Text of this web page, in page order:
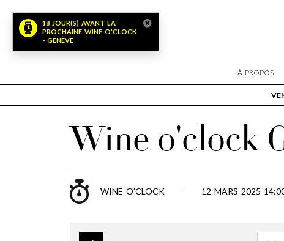
À PROPOS
18 JOUR(S) AVANT LA
PROCHAINE WINE O'CLOCK
- GENÈVE
Wine o'clock
WINE O'CLOCK 12 MARS 2025